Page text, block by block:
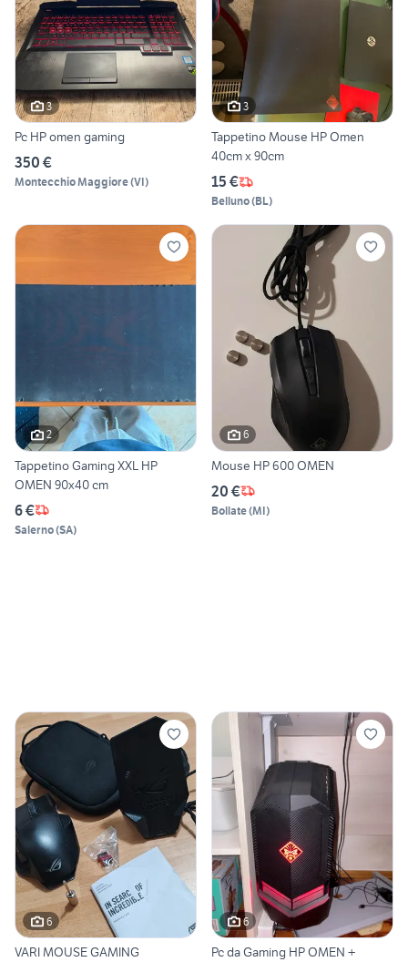
3
Pc HP omen gaming
350 €
Montecchio Maggiore(VI)
3
Tappetino Mouse HP Omen
40cm x 90cm
15 €
Belluno(BL)
2
Tappetino Gaming XXL HP
OMEN 90x40 cm
6 €
Salerno(SA)
6
Mouse HP 600 OMEN
20 €
Bollate(MI)
6
VARI MOUSE GAMING
6
Pc da Gaming HP OMEN +